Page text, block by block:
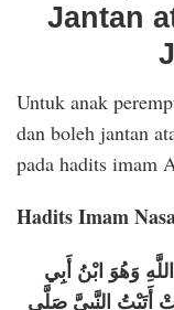
Jantan
Untuk anak
dan boleh jantan
pada hadits imam
Hadits Imam
وَهُوَ ابْنُ أَبِي
أَتَيْتُ النَّبِيَّ صَلَّى